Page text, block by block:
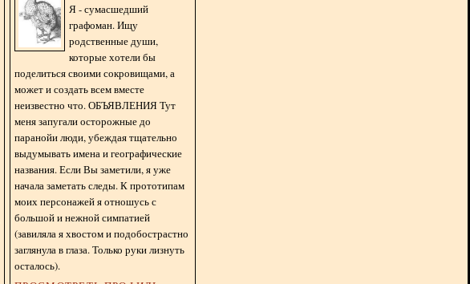
Я - сумасшедший
графоман. Ищу
родственные души,
которые хотели бы
поделиться своими сокровищами, а
может и создать всем вместе
неизвестно что. ОБЪЯВЛЕНИЯ Тут
меня запугали осторожные до
паранойи люди, убеждая тщательно
выдумывать имена и географические
названия. Если Вы заметили, я уже
начала заметать следы. К прототипам
моих персонажей я отношусь с
большой и нежной симпатией
(завиляла я хвостом и подобострастно
заглянула в глаза. Только руки лизнуть
осталось).